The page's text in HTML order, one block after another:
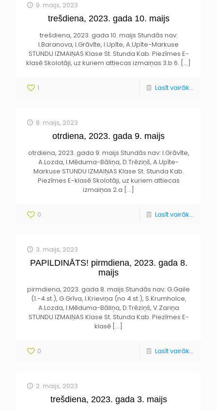
9. maijs, 2023
trešdiena, 2023. gada 10. maijs
trešdiena, 2023. gada 10. maijs Stundās nav:
I.Baranova, I.Grāvīte, I.Upīte, A.Upīte-Markuse
STUNDU IZMAIŅAS Klase St. Stunda Kab. Piezīmes E-
klasē Skolotāji, uz kuriem attiecas izmaiņas 3.b 6. […]
1 Lasīt vairāk...
8. maijs, 2023
otrdiena, 2023. gada 9. maijs
otrdiena, 2023. gada 9. maijs Stundās nav: I.Grāvīte,
A.Lozda, I.Mēduma-Bāliņa, D.Trēziņš, A.Upīte-
Markuse STUNDU IZMAIŅAS Klase St. Stunda Kab.
Piezīmes E-klasē Skolotāji, uz kuriem attiecas
izmaiņas 2.a […]
0 Lasīt vairāk...
3. maijs, 2023
PAPILDINĀTS! pirmdiena, 2023. gada 8.
maijs
pirmdiena, 2023. gada 8. maijs Stundās nav: G.Gaile
(1.-4.st.), G.Grīva, I.Krieviņa (no 4.st.), S.Krumholce,
A.Lozda, I.Mēduma-Bāliņa, D.Trēziņš, V.Zariņa
STUNDU IZMAIŅAS Klase St. Stunda Kab. Piezīmes E-
klasē […]
0 Lasīt vairāk...
2. maijs, 2023
trešdiena, 2023. gada 3. maijs